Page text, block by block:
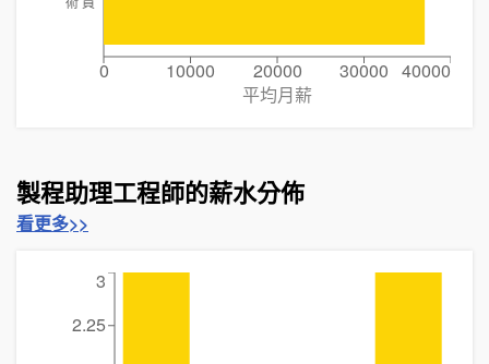
0 10000 20000 30000 40000
平均月薪
製程助理工程師的薪水分佈
看更多>>
2.25
3